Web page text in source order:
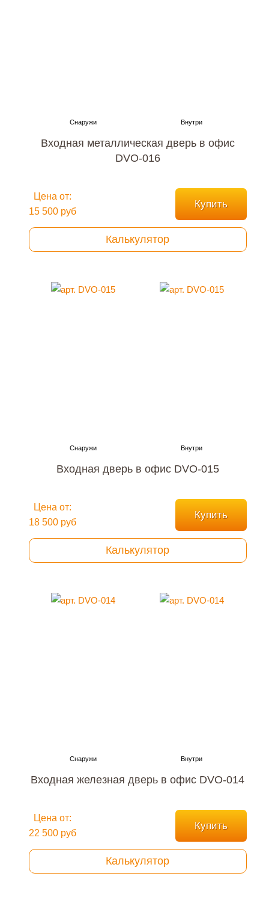
Входная металлическая дверь в офис
DVO-016
Цена от:
15 500 руб
Купить
Калькулятор
Входная дверь в офис DVO-015
Цена от:
18 500 руб
Купить
Калькулятор
Входная железная дверь в офис DVO-014
Цена от:
22 500 руб
Купить
Калькулятор